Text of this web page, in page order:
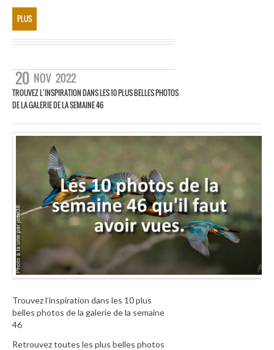
PLUS
20 NOV 2022
TROUVEZ L’INSPIRATION DANS LES 10 PLUS BELLES PHOTOS
DE LA GALERIE DE LA SEMAINE 46
Trouvez l’inspiration dans les 10 plus
belles photos de la galerie de la semaine
46
Retrouvez toutes les plus belles photos